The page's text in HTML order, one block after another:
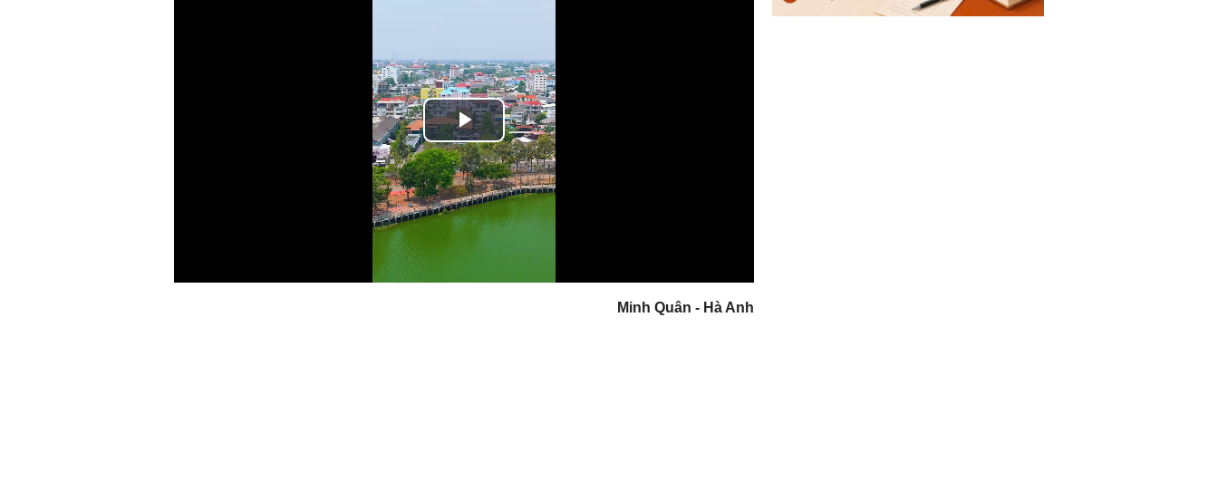
Play
Video
Minh Quân - Hà Anh